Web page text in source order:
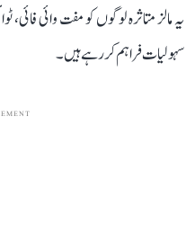
یہ مالز متاثرہ لوگوں کو مفت وائی
سہولیات فراہم کر رہے ہیں۔